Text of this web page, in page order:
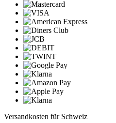
Versandkosten für Schweiz